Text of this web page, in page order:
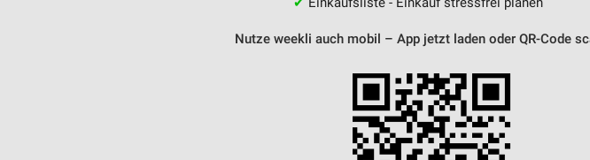
Nutze weekli auch mobil – App jetzt laden oder QR-Code